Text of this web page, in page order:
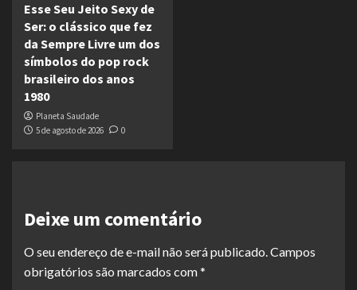
Esse Seu Jeito Sexy de
Ser: o clássico que fez
da Sempre Livre um dos
símbolos do pop rock
brasileiro dos anos
1980
Planeta Saudade
5 de agosto de 2026
0
Deixe um comentário
O seu endereço de e-mail não será publicado.Campos
obrigatórios são marcados com*